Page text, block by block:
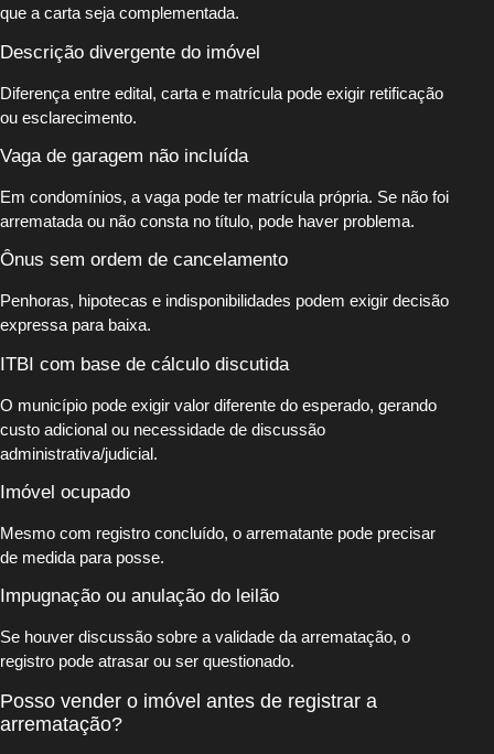
que a carta seja complementada.
Descrição divergente do imóvel
Diferença entre edital, carta e matrícula pode exigir retificação
ou esclarecimento.
Vaga de garagem não incluída
Em condomínios, a vaga pode ter matrícula própria. Se não foi
arrematada ou não consta no título, pode haver problema.
Ônus sem ordem de cancelamento
Penhoras, hipotecas e indisponibilidades podem exigir decisão
expressa para baixa.
ITBI com base de cálculo discutida
O município pode exigir valor diferente do esperado, gerando
custo adicional ou necessidade de discussão
administrativa/judicial.
Imóvel ocupado
Mesmo com registro concluído, o arrematante pode precisar
de medida para posse.
Impugnação ou anulação do leilão
Se houver discussão sobre a validade da arrematação, o
registro pode atrasar ou ser questionado.
Posso vender o imóvel antes de registrar a
arrematação?